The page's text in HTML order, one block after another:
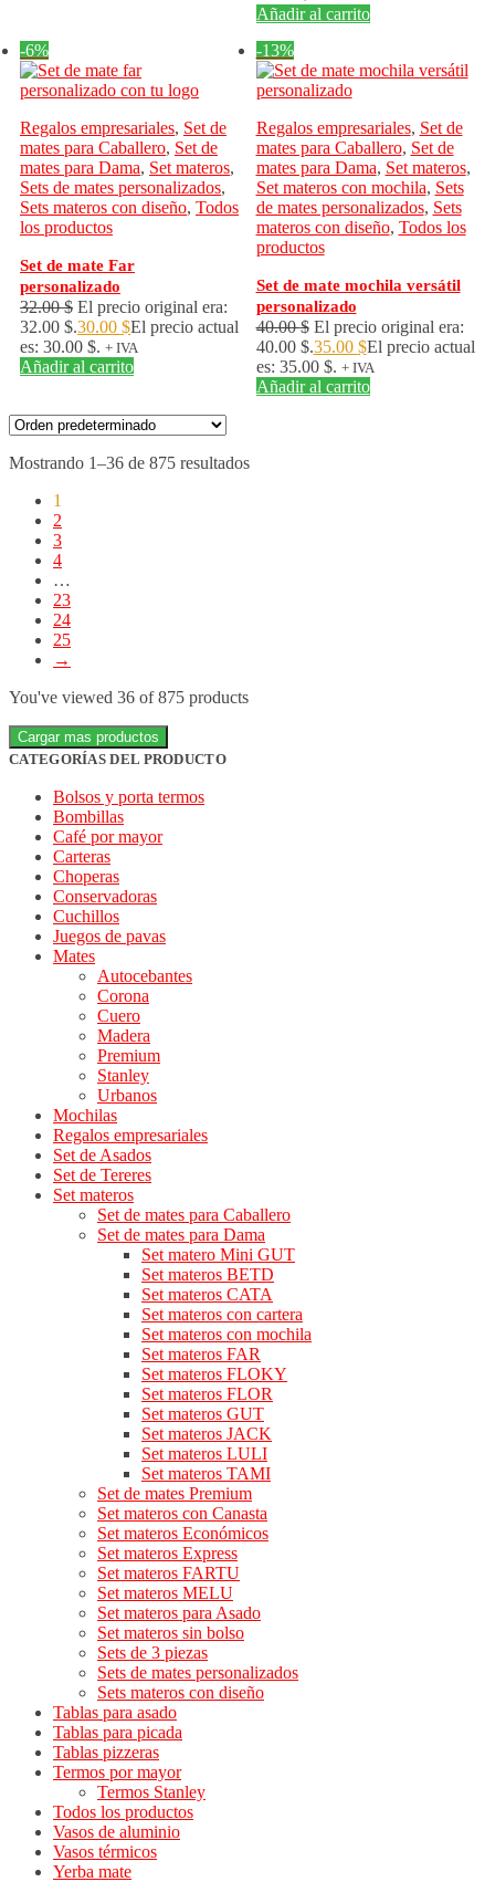
Añadir al carrito
-6%
Regalos empresariales, Set de
mates para Caballero, Set de
mates para Dama, Set materos,
Sets de mates personalizados,
Sets materos con diseño, Todos
los productos
Set de mate Far
personalizado
32.00$ El precio original era:
32.00 $.30.00 $El precio actual
es: 30.00 $. + IVA
Añadir al carrito
-13%
Regalos empresariales, Set de
mates para Caballero, Set de
mates para Dama, Set materos,
Set materos con mochila, Sets
de mates personalizados, Sets
materos con diseño, Todos los
productos
Set de mate mochila versátil
personalizado
40.00$ El precio original era:
40.00 $.35.00 $El precio actual
es: 35.00 $. + IVA
Añadir al carrito
Mostrando 1–36 de 875 resultados
1
2
3
4
…
23
24
25
→
You've viewed 36 of 875 products
Cargar mas productos
CATEGORÍAS DEL PRODUCTO
Bolsos y porta termos
Bombillas
Café por mayor
Carteras
Choperas
Conservadoras
Cuchillos
Juegos de pavas
Mates
Autocebantes
Corona
Cuero
Madera
Premium
Stanley
Urbanos
Mochilas
Regalos empresariales
Set de Asados
Set de Tereres
Set materos
Set de mates para Caballero
Set de mates para Dama
Set matero Mini GUT
Set materos BETD
Set materos CATA
Set materos con cartera
Set materos con mochila
Set materos FAR
Set materos FLOKY
Set materos FLOR
Set materos GUT
Set materos JACK
Set materos LULI
Set materos TAMI
Set de mates Premium
Set materos con Canasta
Set materos Económicos
Set materos Express
Set materos FARTU
Set materos MELU
Set materos para Asado
Set materos sin bolso
Sets de 3 piezas
Sets de mates personalizados
Sets materos con diseño
Tablas para asado
Tablas para picada
Tablas pizzeras
Termos por mayor
Termos Stanley
Todos los productos
Vasos de aluminio
Vasos térmicos
Yerba mate